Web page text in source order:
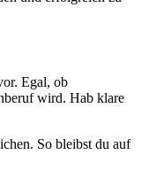
Egal, ob
wird. Hab klare
So bleibst du auf